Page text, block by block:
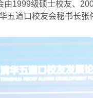
由1999级硕士校友、
五道口校友会秘书长张